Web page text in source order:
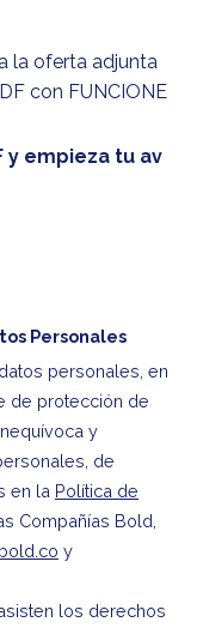
la oferta adjunta
con FUNCIONE
y empieza tu av
Personales
personales, en
de protección de
y
de
en la Política de
Compañías Bold,
y
los derechos